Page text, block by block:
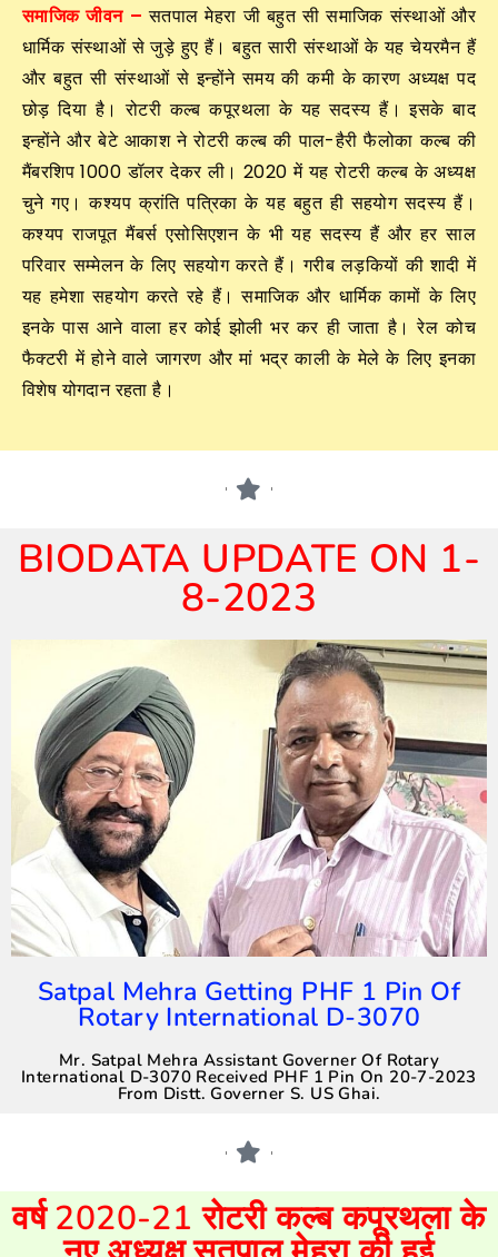
समाजिक जीवन – सतपाल मेहरा जी बहुत सी समाजिक संस्थाओं और
धार्मिक संस्थाओं से जुड़े हुए हैं। बहुत सारी संस्थाओं के यह चेयरमैन हैं
और बहुत सी संस्थाओं से इन्होंने समय की कमी के कारण अध्यक्ष पद
छोड़ दिया है। रोटरी कल्ब कपूरथला के यह सदस्य हैं। इसके बाद
इन्होंने और बेटे आकाश ने रोटरी कल्ब की पाल-हैरी फैलोका कल्ब की
मैंबरशिप 1000 डॉलर देकर ली। 2020 में यह रोटरी कल्ब के अध्यक्ष
चुने गए। कश्यप क्रांति पत्रिका के यह बहुत ही सहयोग सदस्य हैं।
कश्यप राजपूत मैंबर्स एसोसिएशन के भी यह सदस्य हैं और हर साल
परिवार सम्मेलन के लिए सहयोग करते हैं। गरीब लड़कियों की शादी में
यह हमेशा सहयोग करते रहे हैं। समाजिक और धार्मिक कामों के लिए
इनके पास आने वाला हर कोई झोली भर कर ही जाता है। रेल कोच
फैक्टरी में होने वाले जागरण और मां भद्र काली के मेले के लिए इनका
विशेष योगदान रहता है।
BIODATA UPDATE ON 1-
8-2023
Satpal Mehra Getting PHF 1 Pin Of
Rotary International D-3070
Mr. Satpal Mehra Assistant Governer Of Rotary
International D-3070 Received PHF 1 Pin On 20-7-2023
From Distt. Governer S. US Ghai.
वर्ष 2020-21 रोटरी कल्ब कपूरथला के